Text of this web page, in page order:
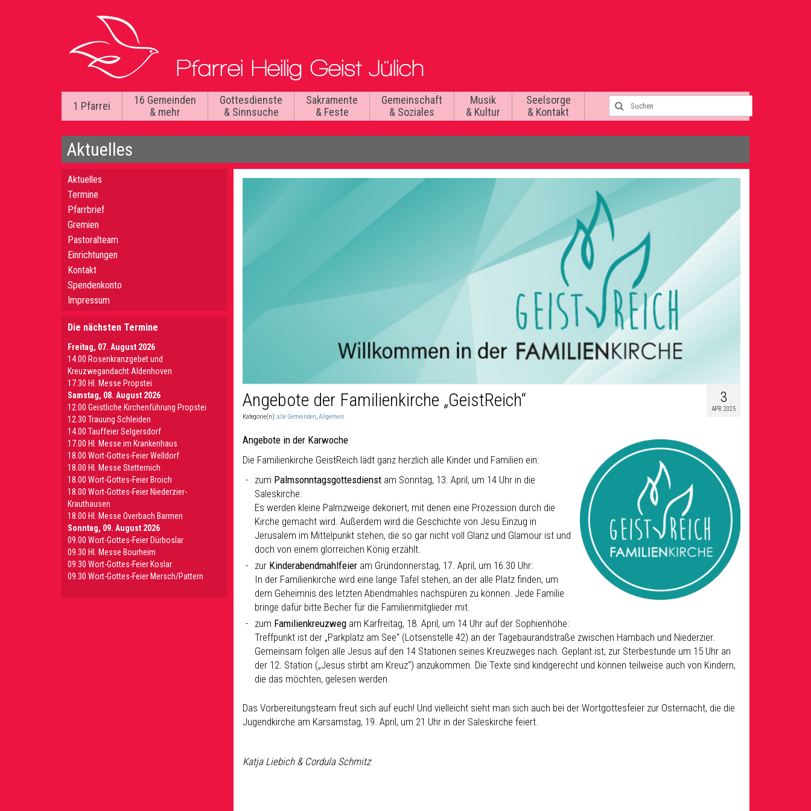
1 Pfarrei
16 Gemeinden
& mehr
Gottesdienste
& Sinnsuche
Sakramente
& Feste
Gemeinschaft
& Soziales
Musik
& Kultur
Seelsorge
& Kontakt
Aktuelles
3
APR. 2025
Angebote der Familienkirche „GeistReich“
Kategorie(n):alle Gemeinden Allgemein
Angebote in der Karwoche
Die Familienkirche GeistReich lädt ganz herzlich alle Kinder und Familien ein:
zum Palmsonntagsgottesdienst am Sonntag, 13. April, um 14 Uhr in die
Saleskirche:
Es werden kleine Palmzweige dekoriert, mit denen eine Prozession durch die
Kirche gemacht wird. Außerdem wird die Geschichte von Jesu Einzug in
Jerusalem im Mittelpunkt stehen, die so gar nicht voll Glanz und Glamour ist und
doch von einem glorreichen König erzählt.
zur Kinderabendmahlfeier am Gründonnerstag, 17. April, um 16.30 Uhr:
In der Familienkirche wird eine lange Tafel stehen, an der alle Platz finden, um
dem Geheimnis des letzten Abendmahles nachspüren zu können. Jede Familie
bringe dafür bitte Becher für die Familienmitglieder mit.
zum Familienkreuzweg am Karfreitag, 18. April, um 14 Uhr auf der Sophienhöhe:
Treffpunkt ist der „Parkplatz am See“ (Lotsenstelle 42) an der Tagebaurandstraße zwischen Hambach und Niederzier.
Gemeinsam folgen alle Jesus auf den 14 Stationen seines Kreuzweges nach. Geplant ist, zur Sterbestunde um 15 Uhr an
der 12. Station („Jesus stirbt am Kreuz“) anzukommen. Die Texte sind kindgerecht und können teilweise auch von Kindern,
die das möchten, gelesen werden.
Das Vorbereitungsteam freut sich auf euch! Und vielleicht sieht man sich auch bei der Wortgottesfeier zur Osternacht, die die
Jugendkirche am Karsamstag, 19. April, um 21 Uhr in der Saleskirche feiert.
Katja Liebich & Cordula Schmitz
Aktuelles
Termine
Pfarrbrief
Gremien
Pastoralteam
Einrichtungen
Kontakt
Spendenkonto
Impressum
Die nächsten Termine
Freitag, 07. August 2026
14.00 Rosenkranzgebet und
Kreuzwegandacht Aldenhoven
17.30 Hl. Messe Propstei
Samstag, 08. August 2026
12.00 Geistliche Kirchenführung Propstei
12.30 Trauung Schleiden
14.00 Tauffeier Selgersdorf
17.00 Hl. Messe im Krankenhaus
18.00 Wort-Gottes-Feier Welldorf
18.00 Hl. Messe Stetternich
18.00 Wort-Gottes-Feier Broich
18.00 Wort-Gottes-Feier Niederzier-
Krauthausen
18.00 Hl. Messe Overbach Barmen
Sonntag, 09. August 2026
09.00 Wort-Gottes-Feier Dürboslar
09.30 HI. Messe Bourheim
09.30 Wort-Gottes-Feier Koslar
09.30 Wort-Gottes-Feier Mersch/Pattern